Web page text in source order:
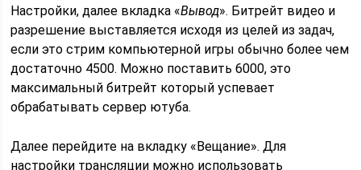
Настройки, далее вкладка «Вывод». Битрейт видео и
разрешение выставляется исходя из целей из задач,
если это стрим компьютерной игры обычно более чем
достаточно 4500. Можно поставить 6000, это
максимальный битрейт который успевает
обрабатывать сервер ютуба.
Далее перейдите на вкладку «Вещание». Для
настройки трансляции можно использовать